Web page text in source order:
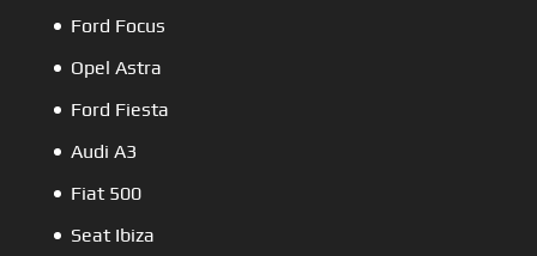
Ford Focus
Opel Astra
Ford Fiesta
Audi A3
Fiat 500
Seat Ibiza